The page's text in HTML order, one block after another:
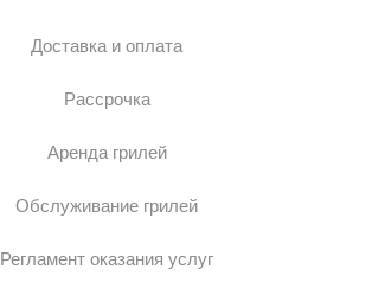
Доставка и оплата
Рассрочка
Аренда грилей
Обслуживание грилей
Регламент оказания услуг